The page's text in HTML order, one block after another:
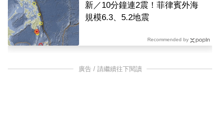
新／10分鐘連2震！菲律賓外海
規模6.3、5.2地震
Recommended by
廣告 / 請繼續往下閱讀